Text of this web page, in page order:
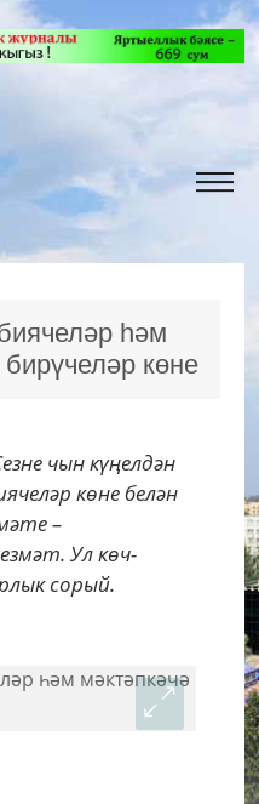
һәм
көне
чын күңелдән
көне белән
–
Ул көч-
сорый.